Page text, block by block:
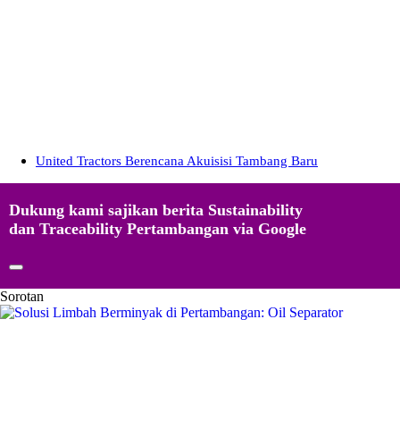
United Tractors Berencana Akuisisi Tambang Baru
Dukung kami sajikan berita Sustainability
dan Traceability Pertambangan via Google
Sorotan